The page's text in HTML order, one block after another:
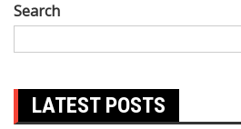
Search
LATEST POSTS